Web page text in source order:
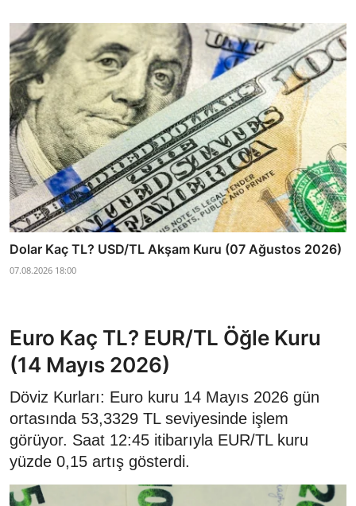
Dolar Kaç TL? USD/TL Akşam Kuru (07 Ağustos 2026)
07.08.2026 18:00
Euro Kaç TL? EUR/TL Öğle Kuru
(14 Mayıs 2026)
Döviz Kurları: Euro kuru 14 Mayıs 2026 gün
ortasında 53,3329 TL seviyesinde işlem
görüyor. Saat 12:45 itibarıyla EUR/TL kuru
yüzde 0,15 artış gösterdi.